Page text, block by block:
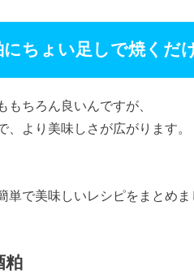
にちょい足しで焼くだ
ちろん良いんですが、
、より美味しさが広がります。
単で美味しいレシピをまとめま
粕